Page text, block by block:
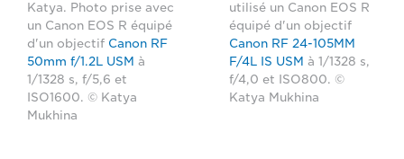
Katya. Photo prise avec
un Canon EOS R équipé
d'un objectif Canon RF
50mm f/1.2L USM à
1/1328 s, f/5,6 et
ISO1600. © Katya
Mukhina
utilisé un Canon EOS R
équipé d'un objectif
Canon RF 24-105MM
F/4L IS USM à 1/1328 s,
f/4,0 et ISO800. ©
Katya Mukhina